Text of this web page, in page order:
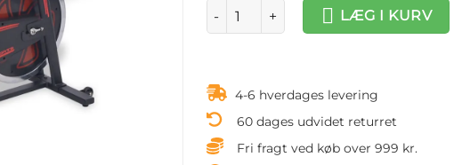
Motionscykel med pulssensor sort og
LÆG I KURV
4-6 hverdages levering
60 dages udvidet returret
Fri fragt ved køb over 999 kr.